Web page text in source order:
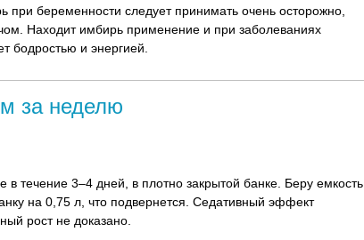
при беременности следует принимать очень осторожно,
Находит имбирь применение и при заболеваниях
бодростью и энергией.
за неделю
в течение 3–4 дней, в плотно закрытой банке. Беру емкость
на 0,75 л, что подвернется. Седативный эффект
рост не доказано.